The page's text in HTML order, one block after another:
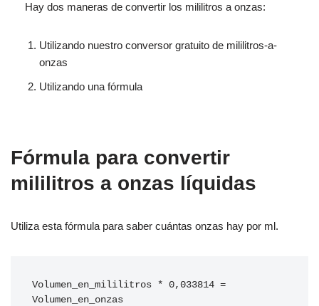
Hay dos maneras de convertir los mililitros a onzas:
Utilizando nuestro conversor gratuito de mililitros-a-
onzas
Utilizando una fórmula
Fórmula para convertir
mililitros a onzas líquidas
Utiliza esta fórmula para saber cuántas onzas hay por ml.
Volumen_en_mililitros * 0,033814 =
Volumen_en_onzas